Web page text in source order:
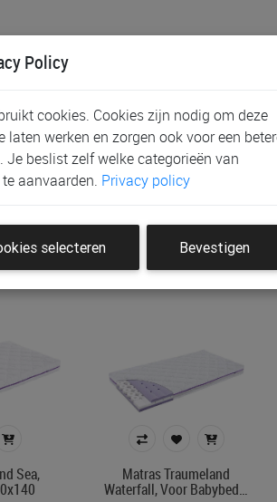
Baby…
Matras Zzzoo Orka, Voor
Babybed 70x140
Sea, Matras Traumeland
Waterfall, Voor Babybed…
Policy
cookies. Cookies zijn nodig om deze
laten werken en zorgen ook voor een
Je beslist zelf welke categorieën van
aanvaarden. Privacy policy
selecteren Bevestigen